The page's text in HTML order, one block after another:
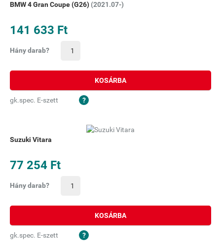
BMW 4 Gran Coupe (G26) (2021.07-)
141 633 Ft
Hány darab?
KOSÁRBA
gk.spec. E-szett
Suzuki Vitara
77 254 Ft
Hány darab?
KOSÁRBA
gk.spec. E-szett